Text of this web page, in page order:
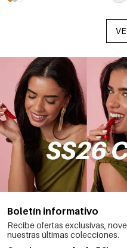
Boletín informativo
Recibe ofertas exclusivas,
nuestras últimas colecciones.